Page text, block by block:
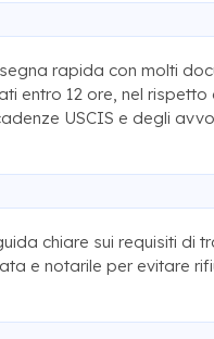
rapida con molti
entro 12 ore, nel rispetto
USCIS e degli
chiare sui requisiti di
e notarile per evitare